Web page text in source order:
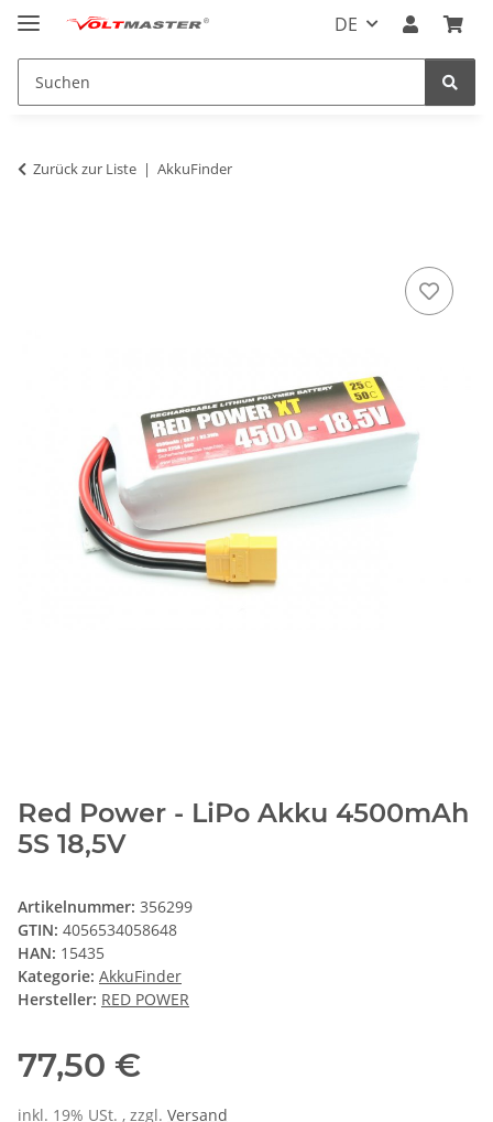
DE
Zurück zur Liste AkkuFinder
Red Power - LiPo Akku 4500mAh
5S 18,5V
Artikelnummer: 356299
GTIN: 4056534058648
HAN: 15435
Kategorie: AkkuFinder
Hersteller: RED POWER
77,50 €
inkl. 19% USt. , zzgl. Versand